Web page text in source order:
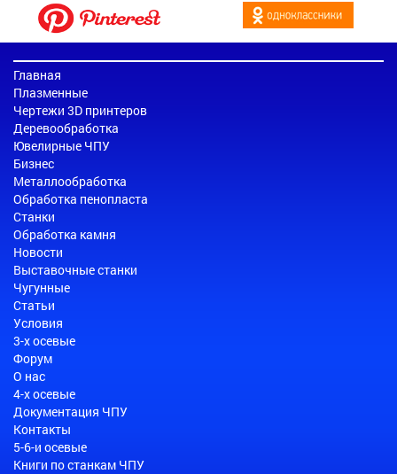
Главная
Плазменные
Чертежи 3D принтеров
Деревообработка
Ювелирные ЧПУ
Бизнес
Металлообработка
Обработка пенопласта
Станки
Обработка камня
Новости
Выставочные станки
Чугунные
Статьи
Условия
3-х осевые
Форум
О нас
4-х осевые
Документация ЧПУ
Контакты
5-6-и осевые
Книги по станкам ЧПУ